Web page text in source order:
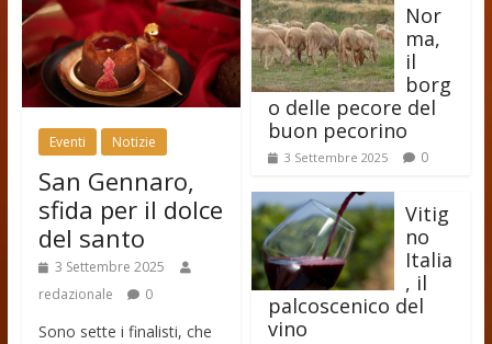
Eventi Notizie
San Gennaro,
sfida per il dolce
del santo
3 Settembre 2025
redazionale
0
Sono sette i finalisti, che
Nor
ma,
il
borg
o delle pecore del
buon pecorino
3 Settembre 2025 0
Vitig
no
Italia
, il
palcoscenico del
vino